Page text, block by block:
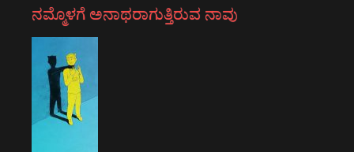
ನಮ್ಮೊಳಗೆ ಅನಾಥರಾಗುತ್ತಿರುವ ನಾವು